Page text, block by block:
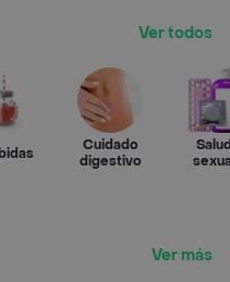
Ver todos
Cuidado
digestivo
Ver más